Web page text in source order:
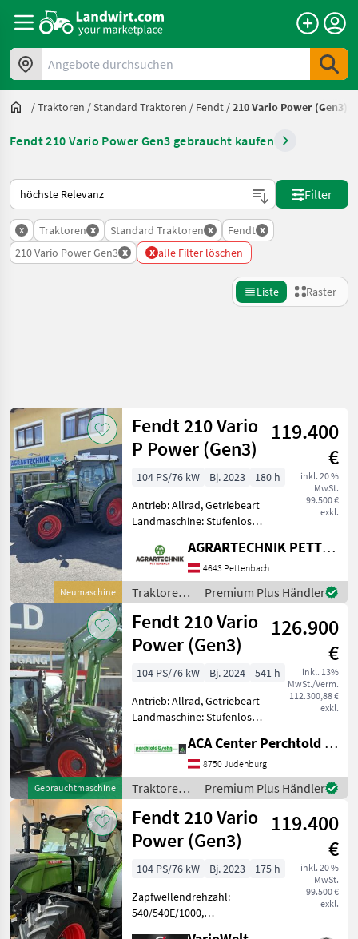
Angebote durchsuchen
/Traktoren /Standard Traktoren / Fendt /210 Vario Power (Gen3)
Fendt 210 Vario Power Gen3 gebraucht kaufen
So wird auf Landwirt.com sortiert
Filter
x Traktoren x Standard Traktoren x Fendt x
210 Vario Power Gen3 x x alle Filter löschen
Liste Raster
Kategorie 5 Land Filter
AKTUELLER
PFAD
Landtechnik
Traktoren
Standard
Traktoren
Fendt
Power
Gen3
KATEGORIE
WÄHLEN
Fendt
John Deere
New Holland
Steyr
Claas
Massey Ferguson
Zurücksetzen
3
anzeigen
Neumaschine
Fendt 210 Vario
P Power (Gen3)
119.400
€
inkl. 20 %
MwSt.
99.500 €
exkl.
104 PS/76 kW Bj. 2023
180 h
Antrieb: Allrad, Getriebeart
Landmaschine: Stufenloses
Zapfwellendrehzahl:
540/540E/1000,
Höchstgeschwindigkeit in
km/h: 40 km/h, Aufladung:
AGRARTECHNIK PETTENBACH GMBH
4643 Pettenbach
Traktoren /
Fendt
Premium Plus Händler
Gebrauchtmaschine
Fendt 210 Vario
Power (Gen3)
126.900
€
inkl. 13%
MwSt./Verm.
112.300,88 €
exkl.
104 PS/76 kW Bj. 2024
541 h
Antrieb: Allrad, Getriebeart
Landmaschine: Stufenloses
Zapfwellendrehzahl:
540/540E/1000,
Höchstgeschwindigkeit in
km/h: 40 km/h, Aufladung:
ACA Center Perchtold - Perchtold & Sohn GmbH
8750 Judenburg
Traktoren /
Fendt
Premium Plus Händler
Fendt 210 Vario
Power (Gen3)
119.400
€
inkl. 20 %
MwSt.
99.500 €
exkl.
104 PS/76 kW Bj. 2023
175 h
Zapfwellendrehzahl:
540/540E/1000,